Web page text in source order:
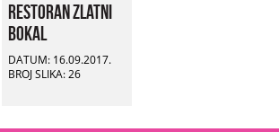
Restoran Zlatni
Bokal
DATUM: 16.09.2017.
BROJ SLIKA: 26